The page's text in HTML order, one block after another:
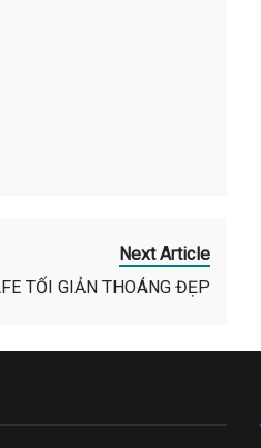
Next Article
TỐI GIẢN THOÁNG ĐẸP